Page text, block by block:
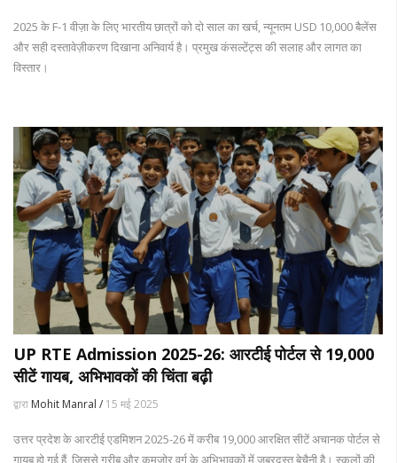
2025 के F-1 वीज़ा के लिए भारतीय छात्रों को दो साल का खर्च, न्यूनतम USD 10,000 बैलेंस
और सही दस्तावेज़ीकरण दिखाना अनिवार्य है। प्रमुख कंसल्टेंट्स की सलाह और लागत का
विस्तार।
UP RTE Admission 2025-26: आरटीई पोर्टल से 19,000
सीटें गायब, अभिभावकों की चिंता बढ़ी
द्वारा Mohit Manral / 15 मई 2025
उत्तर प्रदेश के आरटीई एडमिशन 2025-26 में करीब 19,000 आरक्षित सीटें अचानक पोर्टल से
गायब हो गई हैं, जिससे गरीब और कमजोर वर्ग के अभिभावकों में जबरदस्त बेचैनी है। स्कूलों की